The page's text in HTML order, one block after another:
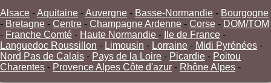
Alsace -Aquitaine -Auvergne - Basse-Normandie - Bourgogne
- Bretagne - Centre - Champagne Ardenne - Corse - DOM/TOM
- Franche Comté - Haute Normandie - Ile de France -
Languedoc Roussillon - Limousin - Lorraine - Midi Pyrénées -
Nord Pas de Calais - Pays de la Loire - Picardie - Poitou
Charentes - Provence Alpes Côte d'azur - Rhône Alpes -